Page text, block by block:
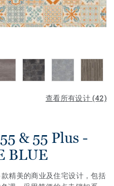
查看所有设计 (42)
& 55 Plus -
BLUE
精美的商业及住宅设计，包括